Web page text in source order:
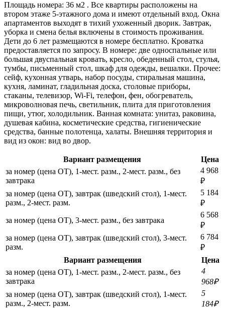
Площадь номера: 36 м2 . Все квартиры расположены на
втором этаже 5-этажного дома и имеют отдельный вход. Окна
апартаментов выходят в тихий ухоженный дворик. Завтрак,
уборка и смена белья включены в стоимость проживания.
Дети до 6 лет размещаются в номере бесплатно. Кроватка
предоставляется по запросу. В номере: две односпальные или
большая двуспальная кровать, кресло, обеденный стол, стулья,
тумбы, письменный стол, шкаф для одежды, вешалки. Прочее:
сейф, кухонная утварь, набор посуды, стиральная машина,
кухня, ламинат, гладильная доска, столовые приборы,
стаканы, телевизор, Wi-Fi, телефон, фен, обогреватель,
микроволновая печь, светильник, плита для приготовления
пищи, утюг, холодильник. Ванная комната: унитаз, раковина,
душевая кабина, косметические средства, гигиенические
средства, банные полотенца, халаты. Внешняя территория и
вид из окон: вид во двор.
Вариант размещения
Цена
за номер (цена ОТ), 1-мест. разм., 2-мест. разм., без
завтрака
4 968
₽
за номер (цена ОТ), завтрак (шведский стол), 1-мест.
разм., 2-мест. разм.
5 184
₽
за номер (цена ОТ), 3-мест. разм., без завтрака
6 568
₽
за номер (цена ОТ), завтрак (шведский стол), 3-мест.
разм.
6 784
₽
Вариант размещения
Цена
за номер (цена ОТ), 1-мест. разм., 2-мест. разм., без
завтрака
4
968₽
за номер (цена ОТ), завтрак (шведский стол), 1-мест.
разм., 2-мест. разм.
5
184₽